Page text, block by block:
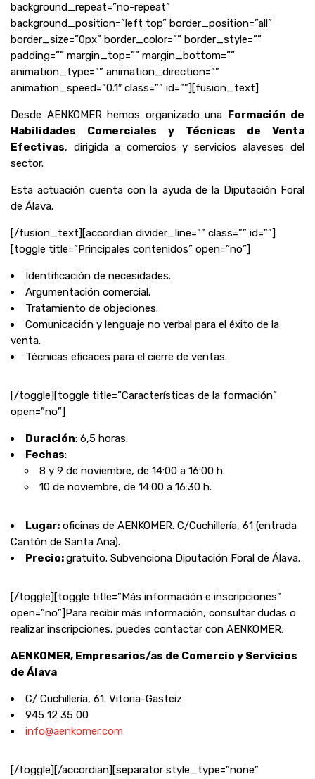
background_repeat=”no-repeat”
background_position=”left top” border_position=”all”
border_size=”0px” border_color=”” border_style=””
padding=”” margin_top=”” margin_bottom=””
animation_type=”” animation_direction=””
animation_speed=”0.1″ class=”” id=””][fusion_text]
Desde AENKOMER hemos organizado una Formación de
Habilidades Comerciales y Técnicas de Venta
Efectivas, dirigida a comercios y servicios alaveses del
sector.
Esta actuación cuenta con la ayuda de la Diputación Foral
de Álava.
[/fusion_text][accordian divider_line=”” class=”” id=””]
[toggle title=”Principales contenidos” open=”no”]
Identificación de necesidades.
Argumentación comercial.
Tratamiento de objeciones.
Comunicación y lenguaje no verbal para el éxito de la
venta.
Técnicas eficaces para el cierre de ventas.
[/toggle][toggle title=”Características de la formación”
open=”no”]
Duración: 6,5 horas.
Fechas:
8 y 9 de noviembre, de 14:00 a 16:00 h.
10 de noviembre, de 14:00 a 16:30 h.
Lugar: oficinas de AENKOMER. C/Cuchillería, 61 (entrada
Cantón de Santa Ana).
Precio:gratuito. Subvenciona Diputación Foral de Álava.
[/toggle][toggle title=”Más información e inscripciones”
open=”no”]Para recibir más información, consultar dudas o
realizar inscripciones, puedes contactar con AENKOMER:
AENKOMER, Empresarios/as de Comercio y Servicios
de Álava
C/ Cuchillería, 61. Vitoria-Gasteiz
945 12 35 00
info@aenkomer.com
[/toggle][/accordian][separator style_type=”none”